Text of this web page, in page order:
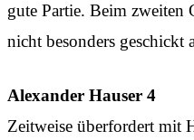
gute Partie. Beim zweiten
nicht besonders geschickt
Alexander Hauser 4
Zeitweise überfordert mit